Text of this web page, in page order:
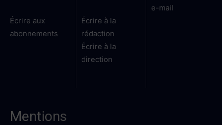
Écrire aux
abonnements
Écrire à la
rédaction
Écrire à la
direction
e-mail
Mentions